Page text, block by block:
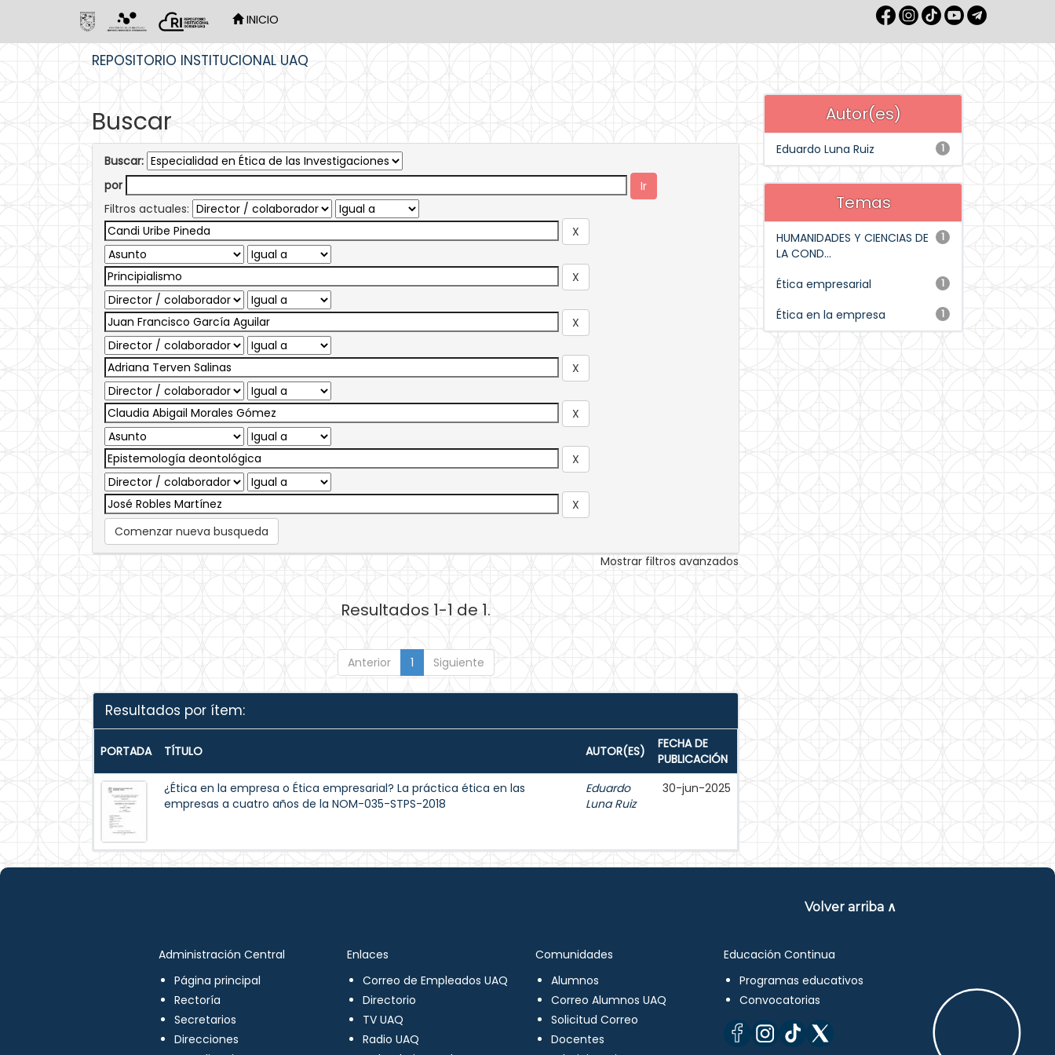
INICIO
REPOSITORIO INSTITUCIONAL UAQ
Buscar
Buscar:
por
Filtros actuales:
Comenzar nueva busqueda
Mostrar filtros avanzados
Resultados 1-1 de 1.
Anterior 1 Siguiente
Resultados por ítem:
PORTADA TÍTULO AUTOR(ES)
FECHA DE
PUBLICACIÓN
¿Ética en la empresa o Ética empresarial? La práctica ética en las
empresas a cuatro años de la NOM-035-STPS-2018
Eduardo
Luna Ruiz
30-jun-2025
Autor(es)
1
Eduardo Luna Ruiz
Temas
1
HUMANIDADES Y CIENCIAS DE
LA COND...
1
Ética empresarial
1
Ética en la empresa
Volver arriba ∧
Administración Central
Página principal
Rectoría
Secretarios
Direcciones
Enlaces
Correo de Empleados UAQ
Directorio
TV UAQ
Radio UAQ
Comunidades
Alumnos
Correo Alumnos UAQ
Solicitud Correo
Docentes
Educación Continua
Programas educativos
Convocatorias